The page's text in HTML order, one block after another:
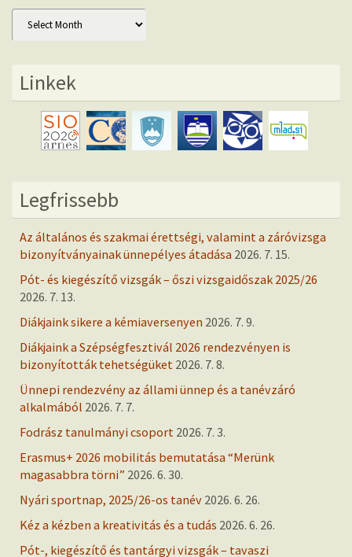
Archív
Linkek
Legfrissebb
Az általános és szakmai érettségi, valamint a záróvizsga
bizonyítványainak ünnepélyes átadása 2026. 7. 15.
Pót- és kiegészítő vizsgák – őszi vizsgaidőszak 2025/26
2026. 7. 13.
Diákjaink sikere a kémiaversenyen 2026. 7. 9.
Diákjaink a Szépségfesztivál 2026 rendezvényen is
bizonyították tehetségüket 2026. 7. 8.
Ünnepi rendezvény az állami ünnep és a tanévzáró
alkalmából 2026. 7. 7.
Fodrász tanulmányi csoport 2026. 7. 3.
Erasmus+ 2026 mobilitás bemutatása “Merünk
magasabbra törni” 2026. 6. 30.
Nyári sportnap, 2025/26-os tanév 2026. 6. 26.
Kéz a kézben a kreativitás és a tudás 2026. 6. 26.
Pót-, kiegészítő és tantárgyi vizsgák – tavaszi